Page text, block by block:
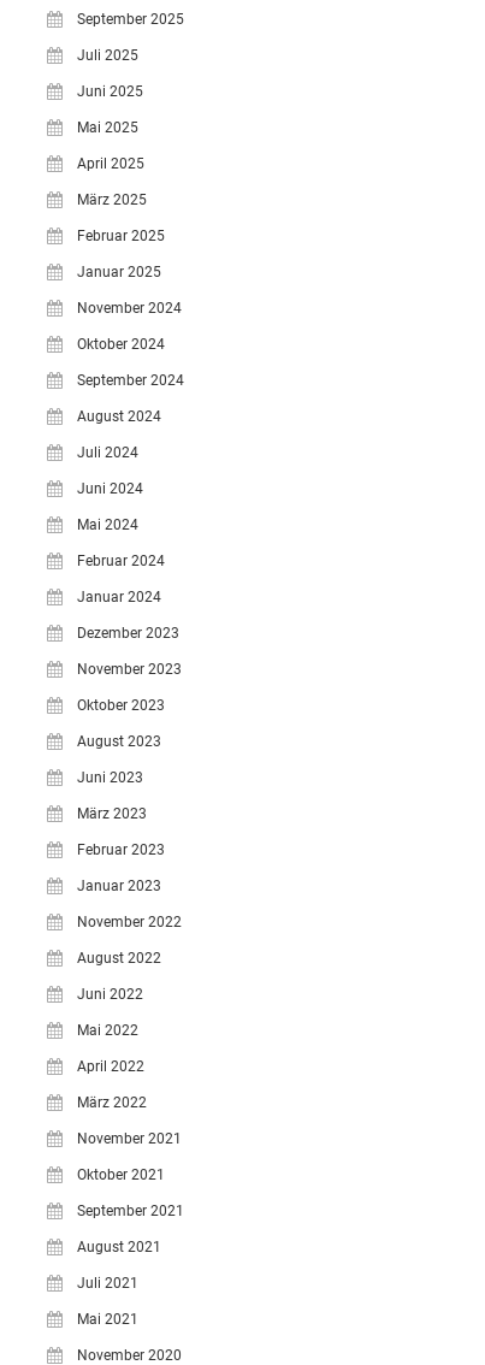
September 2025
Juli 2025
Juni 2025
Mai 2025
April 2025
März 2025
Februar 2025
Januar 2025
November 2024
Oktober 2024
September 2024
August 2024
Juli 2024
Juni 2024
Mai 2024
Februar 2024
Januar 2024
Dezember 2023
November 2023
Oktober 2023
August 2023
Juni 2023
März 2023
Februar 2023
Januar 2023
November 2022
August 2022
Juni 2022
Mai 2022
April 2022
März 2022
November 2021
Oktober 2021
September 2021
August 2021
Juli 2021
Mai 2021
November 2020